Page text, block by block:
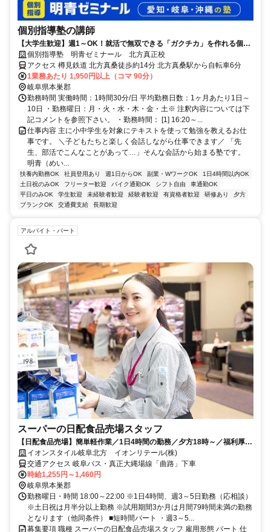
個別指導塾の講師
【大学生歓迎】週1～OK！就活で無双できる「ガクチカ」を作れる個別
指導講師｜未経験・初バイト◎｜昇給あり！タイパ◎
個別指導塾 明青ゼミナール 北方真正校
アクセス 樽見鉄道 北方真桑徒歩約14分 北方真桑駅から自転車6分
1業務あたり 1,950円以上（コマ 90分）
岐阜県本巣郡
勤務時間 実働時間：1時間30分/日 平均勤務日数：1ヶ月あたり1日～
10日 ・勤務曜日：月・火・水・木・金・土※ 注釈内容については下
記コメントを参照下さい。 ・勤務時間： [1] 16:20～...
仕事内容 主に小中学生を対象にテキストを使って勉強を教えるお仕
事です。 ＼子どもたちと楽しく会話しながら仕事できます／ 「先
生、部活でこんなことがあって…」そんな会話から始まる塾です。
明青（めい...
扶養内勤務OK 社員登用あり 週1日からOK 副業・WワークOK
1日4時間以内OK
土日祝のみOK
フリーター歓迎 バイク通勤OK シフト自由
車通勤OK
平日のみOK
学生歓迎 未経験者歓迎 経験者歓迎 有資格者歓迎 研修あり
夕方
ブランクOK
交通費支給 長期歓迎
アルバイト・パート
スーパーの日配食品売場スタッフ
【日配食品売場】簡単軽作業／1日4時間の勤務／夕方18時～／福利厚生
◎／未経験OK!
イオンスタイル岐阜北方 イオンリテール(株)
交通アクセス 岐阜バス・真正大縄場線「曲路」下車
時給1,255円～1,460円
岐阜県本巣郡
勤務曜日・時間 18:00～22:00 ※1日4時間、週3～5日勤務（応相談）
※土日祝は月半分以上勤務 ※試用期間3か月は月間79時間未満の勤務
となります（他同条件） ■短時間パート ・週3～5...
募集要項 職種 スーパーの日配食品売場スタッフ 雇用形態 パート 仕